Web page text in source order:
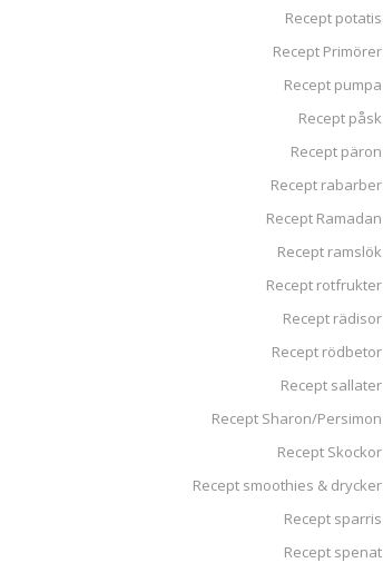
Recept potatis
Recept Primörer
Recept pumpa
Recept påsk
Recept päron
Recept rabarber
Recept Ramadan
Recept ramslök
Recept rotfrukter
Recept rädisor
Recept rödbetor
Recept sallater
Recept Sharon/Persimon
Recept Skockor
Recept smoothies & drycker
Recept sparris
Recept spenat